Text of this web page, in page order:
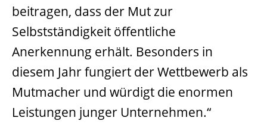
beitragen, dass der Mut zur
Selbstständigkeit öffentliche
Anerkennung erhält. Besonders in
diesem Jahr fungiert der Wettbewerb als
Mutmacher und würdigt die enormen
Leistungen junger Unternehmen.“